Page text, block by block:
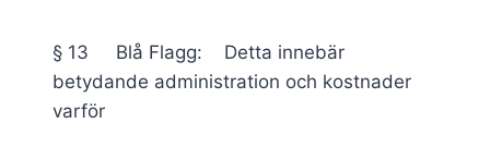
§ 13 Blå Flagg: Detta innebär
betydande administration och kostnader
varför